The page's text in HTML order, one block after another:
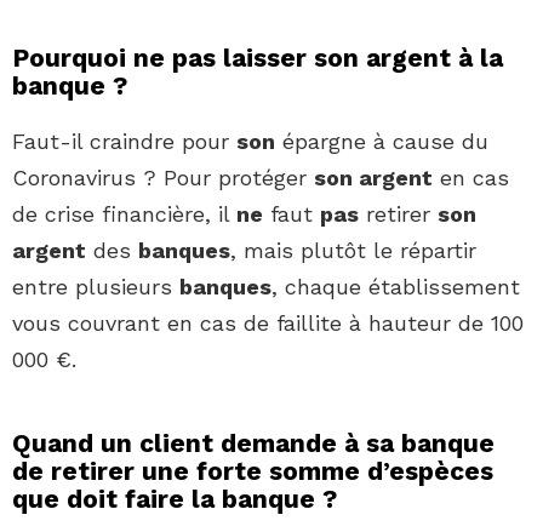
Pourquoi ne pas laisser son argent à la
banque ?
Faut-il craindre pour son épargne à cause du
Coronavirus ? Pour protéger son argent en cas
de crise financière, il ne faut pas retirer son
argent des banques, mais plutôt le répartir
entre plusieurs banques, chaque établissement
vous couvrant en cas de faillite à hauteur de 100
000 €.
Quand un client demande à sa banque
de retirer une forte somme d’espèces
que doit faire la banque ?